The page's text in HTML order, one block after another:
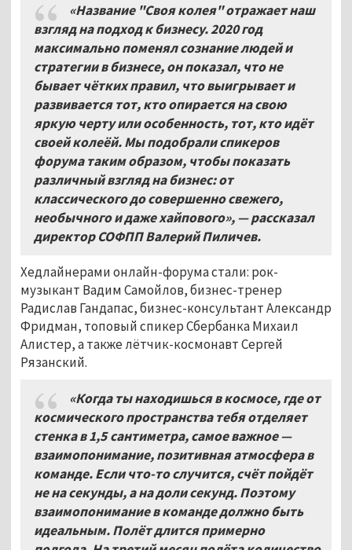
«Название "Своя колея" отражает наш
взгляд на подход к бизнесу. 2020 год
максимально поменял сознание людей и
стратегии в бизнесе, он показал, что не
бывает чётких правил, что выигрывает и
развивается тот, кто опирается на свою
яркую черту или особенность, тот, кто идёт
своей колеёй. Мы подобрали спикеров
форума таким образом, чтобы показать
различный взгляд на бизнес: от
классического до совершенно свежего,
необычного и даже хайпового», — рассказал
директор СОФПП Валерий Пиличев.
Хедлайнерами онлайн-форума стали: рок-
музыкант Вадим Самойлов, бизнес-тренер
Радислав Гандапас, бизнес-консультант Александр
Фридман, топовый спикер Сбербанка Михаил
Алистер, а также лётчик-космонавт Сергей
Рязанский.
«Когда ты находишься в космосе, где от
космического пространства тебя отделяет
стенка в 1,5 сантиметра, самое важное —
взаимопонимание, позитивная атмосфера в
команде. Если что-то случится, счёт пойдёт
не на секунды, а на доли секунд. Поэтому
взаимопонимание в команде должно быть
идеальным. Полёт длится примерно